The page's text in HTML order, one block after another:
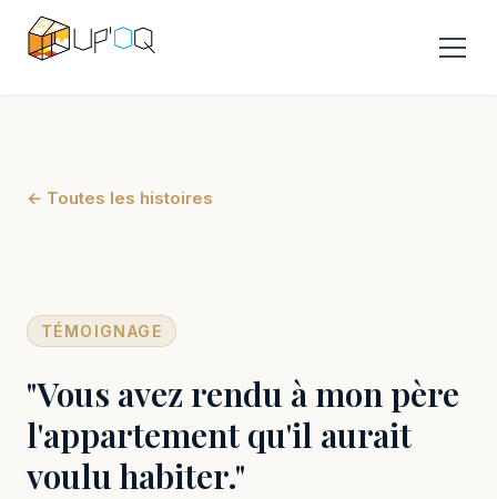
← Toutes les histoires
TÉMOIGNAGE
"Vous avez rendu à mon père
l'appartement qu'il aurait
voulu habiter."